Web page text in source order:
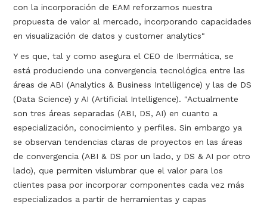
con la incorporación de EAM reforzamos nuestra
propuesta de valor al mercado, incorporando capacidades
en visualización de datos y customer analytics"
Y es que, tal y como asegura el CEO de Ibermática, se
está produciendo una convergencia tecnológica entre las
áreas de ABI (Analytics & Business Intelligence) y las de DS
(Data Science) y AI (Artificial Intelligence). "Actualmente
son tres áreas separadas (ABI, DS, AI) en cuanto a
especialización, conocimiento y perfiles. Sin embargo ya
se observan tendencias claras de proyectos en las áreas
de convergencia (ABI & DS por un lado, y DS & AI por otro
lado), que permiten vislumbrar que el valor para los
clientes pasa por incorporar componentes cada vez más
especializados a partir de herramientas y capas